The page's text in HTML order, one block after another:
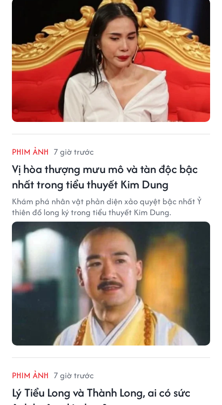
PHIM ẢNH 7 giờ trước
Vị hòa thượng mưu mô và tàn độc bậc
nhất trong tiểu thuyết Kim Dung
Khám phá nhân vật phản diện xảo quyệt bậc nhất Ỷ
thiên đồ long ký trong tiểu thuyết Kim Dung.
PHIM ẢNH 7 giờ trước
Lý Tiểu Long và Thành Long, ai có sức